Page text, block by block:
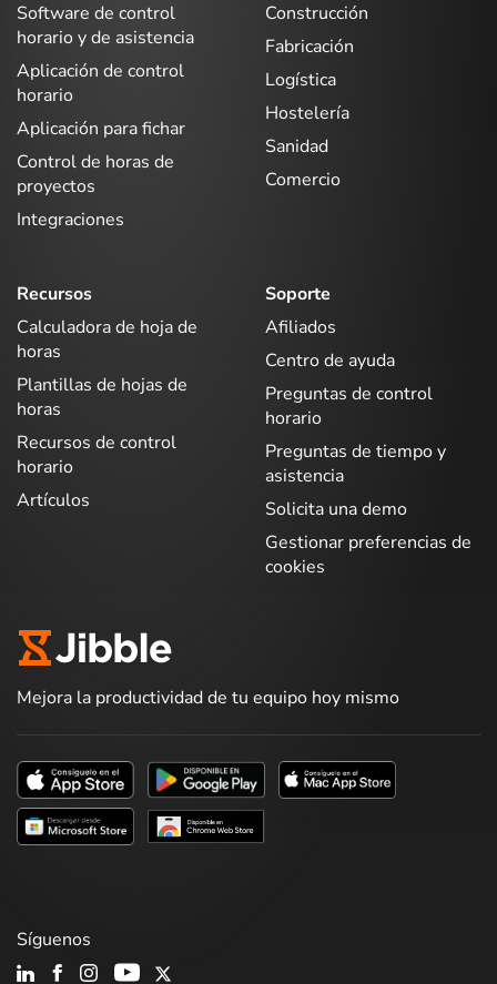
Software de control
horario y de asistencia
Aplicación de control
horario
Aplicación para fichar
Control de horas de
proyectos
Integraciones
Construcción
Fabricación
Logística
Hostelería
Sanidad
Comercio
Recursos
Calculadora de hoja de
horas
Plantillas de hojas de
horas
Recursos de control
horario
Artículos
Soporte
Afiliados
Centro de ayuda
Preguntas de control
horario
Preguntas de tiempo y
asistencia
Solicita una demo
Gestionar preferencias de
cookies
Mejora la productividad de tu equipo hoy mismo
Síguenos